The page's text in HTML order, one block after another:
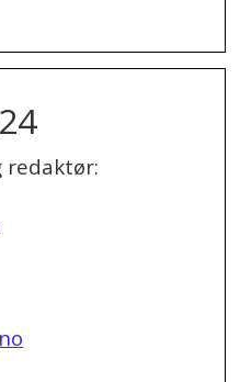
redaktør: